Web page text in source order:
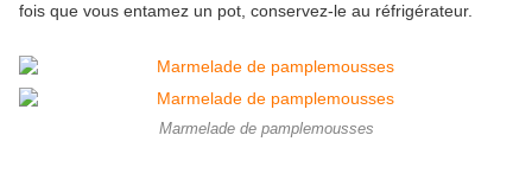
fois que vous entamez un pot, conservez-le au réfrigérateur.
Marmelade de pamplemousses